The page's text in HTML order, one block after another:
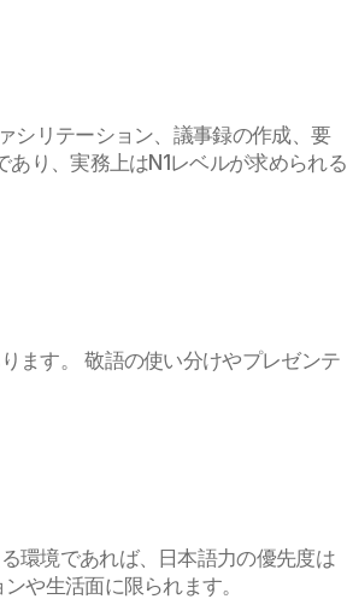
シリテーション、議事録の作成、要
り、実務上はN1レベルが求められる
ます。 敬語の使い分けやプレゼンテ
環境であれば、日本語力の優先度は
や生活面に限られます。